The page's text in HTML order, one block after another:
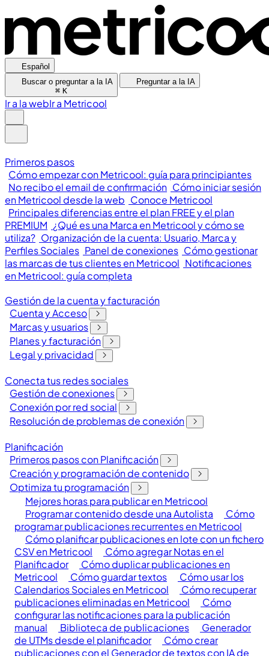
Español
Buscar o preguntar a la IA
⌘ K
Preguntar a la IA
Ir a la webIr a Metricool
Primeros pasos
Cómo empezar con Metricool: guía para principiantes
No recibo el email de confirmación Cómo iniciar sesión
en Metricool desde la web Conoce Metricool
Principales diferencias entre el plan FREE y el plan
PREMIUM ¿Qué es una Marca en Metricool y cómo se
utiliza? Organización de la cuenta: Usuario, Marca y
Perfiles Sociales Panel de conexiones Cómo gestionar
las marcas de tus clientes en Metricool Notificaciones
en Metricool: guía completa
Gestión de la cuenta y facturación
Cuenta y Acceso
Marcas y usuarios
Planes y facturación
Legal y privacidad
Conecta tus redes sociales
Gestión de conexiones
Conexión por red social
Resolución de problemas de conexión
Planificación
Primeros pasos con Planificación
Creación y programación de contenido
Optimiza tu programación
Mejores horas para publicar en Metricool
Programar contenido desde una Autolista
Cómo
programar publicaciones recurrentes en Metricool
Cómo planificar publicaciones en lote con un fichero
CSV en Metricool
Cómo agregar Notas en el
Planificador
Cómo duplicar publicaciones en
Metricool
Cómo guardar textos
Cómo usar los
Calendarios Sociales en Metricool
Cómo recuperar
publicaciones eliminadas en Metricool
Cómo
configurar las notificaciones para la publicación
manual
Biblioteca de publicaciones
Generador
de UTMs desde el planificador
Cómo crear
publicaciones con el Generador de textos con IA de